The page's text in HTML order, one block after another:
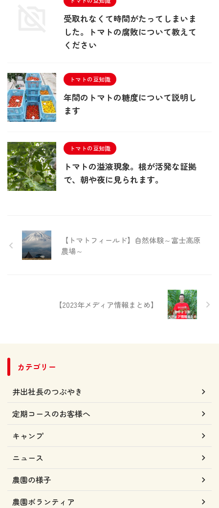
受取れなくて時間がたってしまいま
した。トマトの腐敗について教えて
ください
トマトの豆知識
年間のトマトの糖度について説明し
ます
トマトの豆知識
トマトの溢液現象。根が活発な証拠
で、朝や夜に見られます。
【トマトフィールド】自然体験～富士高原
農場～
【2023年メディア情報まとめ】
カテゴリー
井出社長のつぶやき
定期コースのお客様へ
キャンプ
ニュース
農園の様子
農園ボランティア